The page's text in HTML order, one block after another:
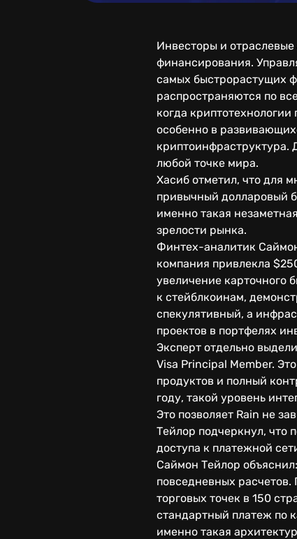
Инвесторы и
финансирования.
самых быстрорастущих
распространяются по
когда
особенно в
криптоинфраструктура.
любой точке мира.
Хасиб отметил, что для
привычный долларовый
именно такая
зрелости рынка.
Финтех-аналитик
компания привлекла
увеличение карточного
к стейблкоинам,
спекулятивный, а
проектов в портфелях
Эксперт отдельно
Visa Principal Member.
продуктов и полный
году, такой уровень
Это позволяет Rain не
Тейлор подчеркнул, что
доступа к платежной
Саймон Тейлор
повседневных расчетов.
торговых точек в 150
стандартный платеж по
именно такая